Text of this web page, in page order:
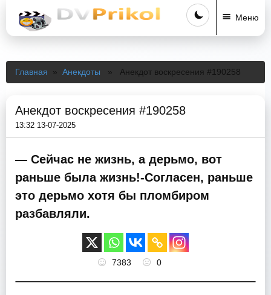
Меню
Главная » Анекдоты » Анекдот воскресения #190258
Анекдот воскресения #190258
13:32 13-07-2025
— Сейчас не жизнь, а дерьмо, вот
раньше была жизнь!-Согласен, раньше
это дерьмо хотя бы пломбиром
разбавляли.
7383 0